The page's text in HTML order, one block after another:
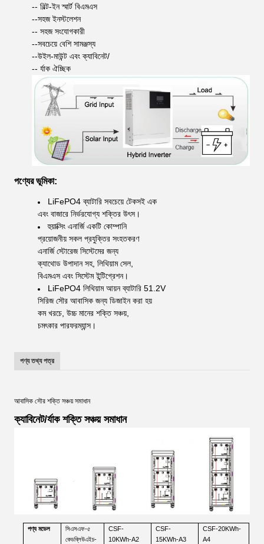
-- বিল্ট-ইন স্মার্ট বিএমএস
--সহজ ইনস্টলেশন
-- সহজ সংযোগকারী
--সবচেয়ে বেশি সামঞ্জস্য
--উইল-মাউন্ট এবং ক্যাবিনেট/
-- র্যাক ঐচ্ছিক
পণ্যের ভূমিকা:
LiFePO4 ব্যাটারি সবচেয়ে টেকসই এক
এবং বাজারে নির্ভরযোগ্য শক্তির উৎস।
হুয়াক্সিং এনার্জি একটি কোম্পানি
প্রয়োজনীয় সকল প্রযুক্তির সংহতকরণ
এনার্জি স্টোরেজ সিস্টেমের জন্য
ক্যাথোড উপাদান সহ, লিথিয়াম সেল,
বিএমএস এবং সিস্টেম ইন্টিগ্রেশন।
LiFePO4 লিথিয়াম আয়ন ব্যাটারি 51.2V
সিরিজ সৌর আবাসিক জন্য ডিজাইন করা হয়
কম খরচে, উচ্চ মানের শক্তি সঞ্চয়,
চমৎকার পারফরম্যান্স।
পণ্য তথ্য পত্র
আবাসিক সৌর শক্তি সঞ্চয় সমাধান
ক্যাবিনেট/র্যাক শক্তি সঞ্চয় সমাধান
পণ্য মডেল
সিএসএফ-৫
কেডব্লিউএইচ-
CSF-
10KWh-A2
CSF-
15KWh-A3
CSF-20KWh-
A4